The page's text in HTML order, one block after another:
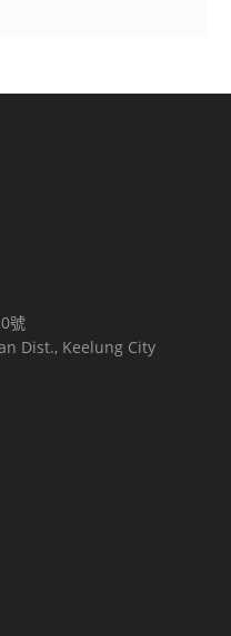
號
Dist., Keelung City